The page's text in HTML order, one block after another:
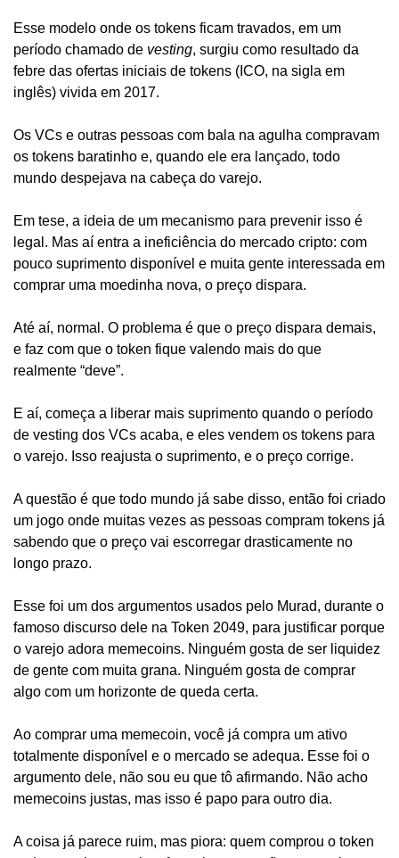
Esse modelo onde os tokens ficam travados, em um
período chamado de vesting, surgiu como resultado da
febre das ofertas iniciais de tokens (ICO, na sigla em
inglês) vivida em 2017.
Os VCs e outras pessoas com bala na agulha compravam
os tokens baratinho e, quando ele era lançado, todo
mundo despejava na cabeça do varejo.
Em tese, a ideia de um mecanismo para prevenir isso é
legal. Mas aí entra a ineficiência do mercado cripto: com
pouco suprimento disponível e muita gente interessada em
comprar uma moedinha nova, o preço dispara.
Até aí, normal. O problema é que o preço dispara demais,
e faz com que o token fique valendo mais do que
realmente “deve”.
E aí, começa a liberar mais suprimento quando o período
de vesting dos VCs acaba, e eles vendem os tokens para
o varejo. Isso reajusta o suprimento, e o preço corrige.
A questão é que todo mundo já sabe disso, então foi criado
um jogo onde muitas vezes as pessoas compram tokens já
sabendo que o preço vai escorregar drasticamente no
longo prazo.
Esse foi um dos argumentos usados pelo Murad, durante o
famoso discurso dele na Token 2049, para justificar porque
o varejo adora memecoins. Ninguém gosta de ser liquidez
de gente com muita grana. Ninguém gosta de comprar
algo com um horizonte de queda certa.
Ao comprar uma memecoin, você já compra um ativo
totalmente disponível e o mercado se adequa. Esse foi o
argumento dele, não sou eu que tô afirmando. Não acho
memecoins justas, mas isso é papo para outro dia.
A coisa já parece ruim, mas piora: quem comprou o token